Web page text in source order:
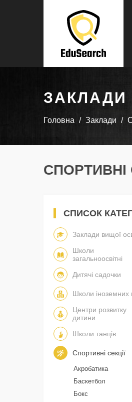
ЗАКЛАДИ
Головна Заклади
СПОРТИВНІ
СПИСОК
Заклади вищої
Школи
загальноосвітні
Дитячі садочки
Школи іноземних
Центри розвитку
дитини
Школи танців
Спортивні секції
Акробатика
Баскетбол
Бокс